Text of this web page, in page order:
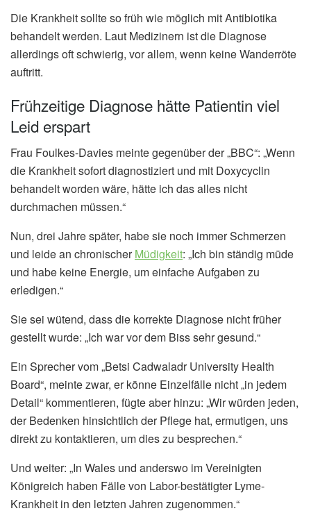
Die Krankheit sollte so früh wie möglich mit Antibiotika
behandelt werden. Laut Medizinern ist die Diagnose
allerdings oft schwierig, vor allem, wenn keine Wanderröte
auftritt.
Frühzeitige Diagnose hätte Patientin viel
Leid erspart
Frau Foulkes-Davies meinte gegenüber der „BBC“: „Wenn
die Krankheit sofort diagnostiziert und mit Doxycyclin
behandelt worden wäre, hätte ich das alles nicht
durchmachen müssen.“
Nun, drei Jahre später, habe sie noch immer Schmerzen
und leide an chronischerMüdigkeit: „Ich bin ständig müde
und habe keine Energie, um einfache Aufgaben zu
erledigen.“
Sie sei wütend, dass die korrekte Diagnose nicht früher
gestellt wurde: „Ich war vor dem Biss sehr gesund.“
Ein Sprecher vom „Betsi Cadwaladr University Health
Board“, meinte zwar, er könne Einzelfälle nicht „in jedem
Detail“ kommentieren, fügte aber hinzu: „Wir würden jeden,
der Bedenken hinsichtlich der Pflege hat, ermutigen, uns
direkt zu kontaktieren, um dies zu besprechen.“
Und weiter: „In Wales und anderswo im Vereinigten
Königreich haben Fälle von Labor-bestätigter Lyme-
Krankheit in den letzten Jahren zugenommen.“